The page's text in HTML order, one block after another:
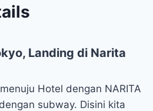
Landing di Narita
Hotel dengan NARITA
subway. Disini kita